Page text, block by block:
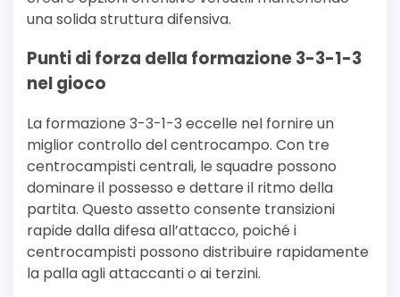
una solida struttura difensiva.
Punti di forza della formazione 3-3-1-3
nel gioco
La formazione 3-3-1-3 eccelle nel fornire un
miglior controllo del centrocampo. Con tre
centrocampisti centrali, le squadre possono
dominare il possesso e dettare il ritmo della
partita. Questo assetto consente transizioni
rapide dalla difesa all’attacco, poiché i
centrocampisti possono distribuire rapidamente
la palla agli attaccanti o ai terzini.